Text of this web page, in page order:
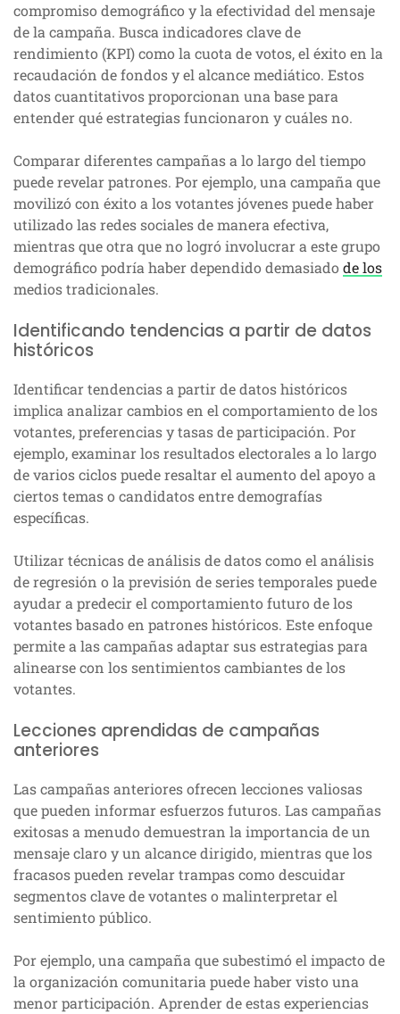
compromiso demográfico y la efectividad del mensaje
de la campaña. Busca indicadores clave de
rendimiento (KPI) como la cuota de votos, el éxito en la
recaudación de fondos y el alcance mediático. Estos
datos cuantitativos proporcionan una base para
entender qué estrategias funcionaron y cuáles no.
Comparar diferentes campañas a lo largo del tiempo
puede revelar patrones. Por ejemplo, una campaña que
movilizó con éxito a los votantes jóvenes puede haber
utilizado las redes sociales de manera efectiva,
mientras que otra que no logró involucrar a este grupo
demográfico podría haber dependido demasiado de los
medios tradicionales.
Identificando tendencias a partir de datos
históricos
Identificar tendencias a partir de datos históricos
implica analizar cambios en el comportamiento de los
votantes, preferencias y tasas de participación. Por
ejemplo, examinar los resultados electorales a lo largo
de varios ciclos puede resaltar el aumento del apoyo a
ciertos temas o candidatos entre demografías
específicas.
Utilizar técnicas de análisis de datos como el análisis
de regresión o la previsión de series temporales puede
ayudar a predecir el comportamiento futuro de los
votantes basado en patrones históricos. Este enfoque
permite a las campañas adaptar sus estrategias para
alinearse con los sentimientos cambiantes de los
votantes.
Lecciones aprendidas de campañas
anteriores
Las campañas anteriores ofrecen lecciones valiosas
que pueden informar esfuerzos futuros. Las campañas
exitosas a menudo demuestran la importancia de un
mensaje claro y un alcance dirigido, mientras que los
fracasos pueden revelar trampas como descuidar
segmentos clave de votantes o malinterpretar el
sentimiento público.
Por ejemplo, una campaña que subestimó el impacto de
la organización comunitaria puede haber visto una
menor participación. Aprender de estas experiencias